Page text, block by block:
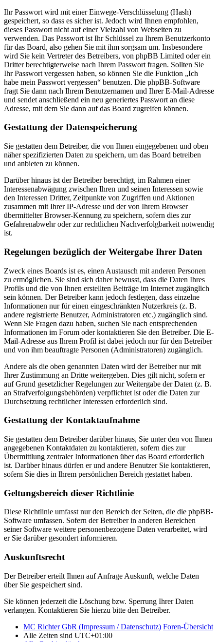
Ihr Passwort wird mit einer Einwege-Verschlüsselung (Hash)
gespeichert, so dass es sicher ist. Jedoch wird Ihnen empfohlen,
dieses Passwort nicht auf einer Vielzahl von Webseiten zu
verwenden. Das Passwort ist Ihr Schlüssel zu Ihrem Benutzerkonto
für das Board, also gehen Sie mit ihm sorgsam um. Insbesondere
wird Sie kein Vertreter des Betreibers, von phpBB Limited oder ein
Dritter berechtigterweise nach Ihrem Passwort fragen. Sollten Sie
Ihr Passwort vergessen haben, so können Sie die Funktion „Ich
habe mein Passwort vergessen“ benutzen. Die phpBB-Software
fragt Sie dann nach Ihrem Benutzernamen und Ihrer E-Mail-Adresse
und sendet anschließend ein neu generiertes Passwort an diese
Adresse, mit dem Sie dann auf das Board zugreifen können.
Gestattung der Datenspeicherung
Sie gestatten dem Betreiber, die von Ihnen eingegebenen und oben
näher spezifizierten Daten zu speichern, um das Board betreiben
und anbieten zu können.
Darüber hinaus ist der Betreiber berechtigt, im Rahmen einer
Interessenabwägung zwischen Ihren und seinen Interessen sowie
den Interessen Dritter, Zeitpunkte von Zugriffen und Aktionen
zusammen mit Ihrer IP-Adresse und der von Ihrem Browser
übermittelter Browser-Kennung zu speichern, sofern dies zur
Gefahrenabwehr oder zur rechtlichen Nachverfolgbarkeit notwendig
ist.
Regelungen bezüglich der Weitergabe Ihrer Daten
Zweck eines Boards ist es, einen Austausch mit anderen Personen
zu ermöglichen. Sie sind sich daher bewusst, dass die Daten Ihres
Profils und die von Ihnen erstellten Beiträge im Internet zugänglich
sein können. Der Betreiber kann jedoch festlegen, dass einzelne
Informationen nur für einen eingeschränkten Nutzerkreis (z. B.
andere registrierte Benutzer, Administratoren etc.) zugänglich sind.
Wenn Sie Fragen dazu haben, suchen Sie nach entsprechenden
Informationen im Forum oder kontaktieren Sie den Betreiber. Die E-
Mail-Adresse aus Ihrem Profil ist dabei jedoch nur für den Betreiber
und von ihm beauftragte Personen (Administratoren) zugänglich.
Andere als die oben genannten Daten wird der Betreiber nur mit
Ihrer Zustimmung an Dritte weitergeben. Dies gilt nicht, sofern er
auf Grund gesetzlicher Regelungen zur Weitergabe der Daten (z. B.
an Strafverfolgungsbehörden) verpflichtet ist oder die Daten zur
Durchsetzung rechtlicher Interessen erforderlich sind.
Gestattung der Kontaktaufnahme
Sie gestatten dem Betreiber darüber hinaus, Sie unter den von Ihnen
angegebenen Kontaktdaten zu kontaktieren, sofern dies zur
Übermittlung zentraler Informationen über das Board erforderlich
ist. Darüber hinaus dürfen er und andere Benutzer Sie kontaktieren,
sofern Sie dies in Ihrem persönlichen Bereich gestattet haben.
Geltungsbereich dieser Richtlinie
Diese Richtlinie umfasst nur den Bereich der Seiten, die die phpBB-
Software umfassen. Sofern der Betreiber in anderen Bereichen
seiner Software weitere personenbezogene Daten verarbeitet, wird
er Sie darüber gesondert informieren.
Auskunftsrecht
Der Betreiber erteilt Ihnen auf Anfrage Auskunft, welche Daten
über Sie gespeichert sind.
Sie können jederzeit die Löschung bzw. Sperrung Ihrer Daten
verlangen. Kontaktieren Sie hierzu bitte den Betreiber.
MC Richter GbR (Impressum / Datenschutz) Foren-Übersicht
Alle Zeiten sind UTC+01:00